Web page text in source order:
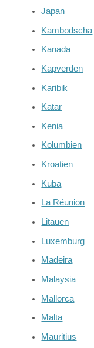
Japan
Kambodscha
Kanada
Kapverden
Karibik
Katar
Kenia
Kolumbien
Kroatien
Kuba
La Réunion
Litauen
Luxemburg
Madeira
Malaysia
Mallorca
Malta
Mauritius